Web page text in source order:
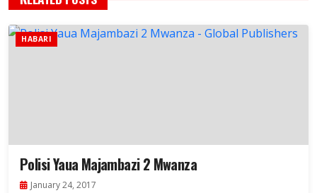
HABARI
Polisi Yaua Majambazi 2 Mwanza
January 24, 2017